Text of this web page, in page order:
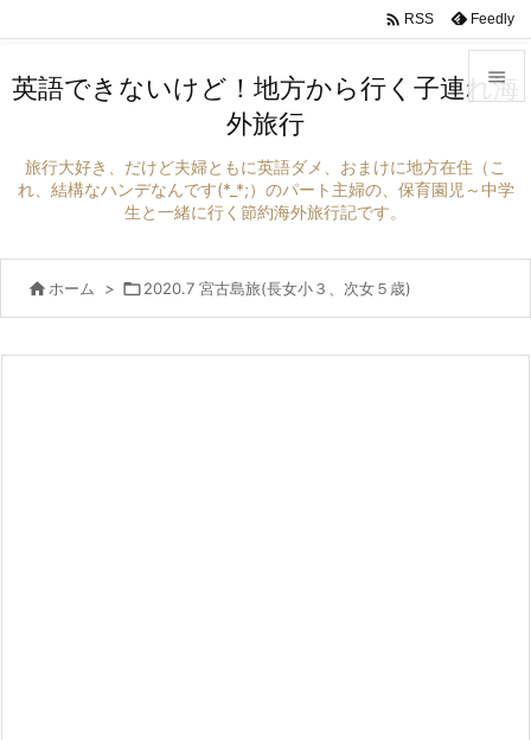


 RSS Feedly
英語できないけど！地方から行く子連れ海
外旅行
旅行大好き、だけど夫婦ともに英語ダメ、おまけに地方在住（こ
れ、結構なハンデなんです(*_*;）のパート主婦の、保育園児～中学
生と一緒に行く節約海外旅行記です。
 ホーム > 2020.7 宮古島旅(長女小３、次女５歳)